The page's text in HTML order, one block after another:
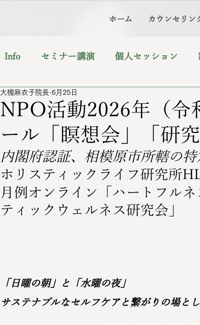
ホーム カウンセリン
Info セミナー講演 個人セッション
NPO活動2026年（令
ール「瞑想会」「研究
大槻麻衣子院長 6月25日
内閣府認証、相模原市所轄の
ホリスティックライフ研究所
月例オンライン「ハートフル
ティックウェルネス研究会」
「日曜の朝」と「水曜の夜」
サステナブルなセルフケアと繋がりの場と